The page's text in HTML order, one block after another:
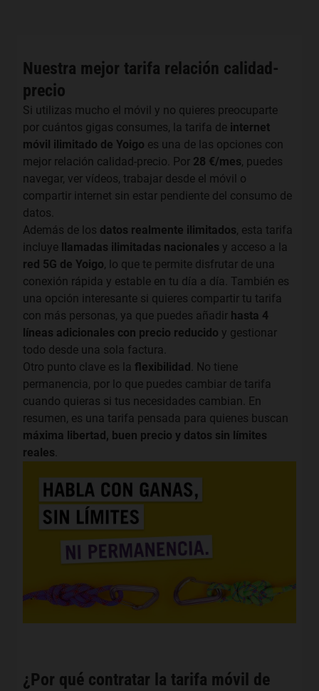
Nuestra mejor tarifa relación calidad-
precio
Si utilizas mucho el móvil y no quieres preocuparte
por cuántos gigas consumes, la tarifa de internet
móvil ilimitado de Yoigo es una de las opciones con
mejor relación calidad-precio. Por 28 €/mes, puedes
navegar, ver vídeos, trabajar desde el móvil o
compartir internet sin estar pendiente del consumo de
datos.
Además de los datos realmente ilimitados, esta tarifa
incluye llamadas ilimitadas nacionales y acceso a la
red 5G de Yoigo, lo que te permite disfrutar de una
conexión rápida y estable en tu día a día. También es
una opción interesante si quieres compartir tu tarifa
con más personas, ya que puedes añadir hasta 4
líneas adicionales con precio reducido y gestionar
todo desde una sola factura.
Otro punto clave es la flexibilidad . No tiene
permanencia, por lo que puedes cambiar de tarifa
cuando quieras si tus necesidades cambian. En
resumen, es una tarifa pensada para quienes buscan
máxima libertad, buen precio y datos sin límites
reales
¿Por qué contratar la tarifa móvil de